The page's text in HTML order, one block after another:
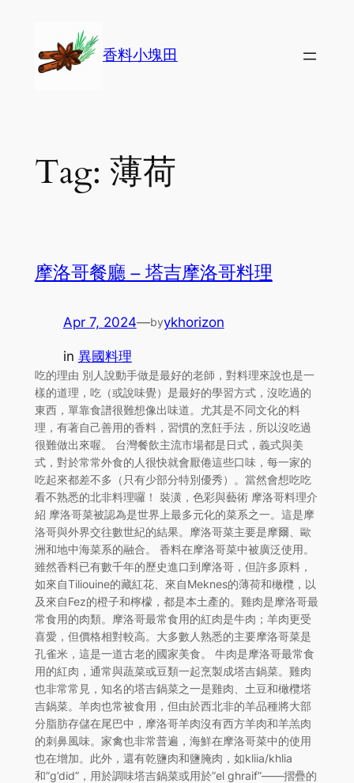
content
香料小塊田
Tag: 薄荷
摩洛哥餐廳 – 塔吉摩洛哥料理
Apr 7, 2024—byykhorizon
in 異國料理
吃的理由 別人說動手做是最好的老師，對料理來說也是一
樣的道理，吃（或說味覺）是最好的學習方式，沒吃過的
東西，單靠食譜很難想像出味道。尤其是不同文化的料
理，有著自己善用的香料，習慣的烹飪手法，所以沒吃過
很難做出來喔。 台灣餐飲主流市場都是日式，義式與美
式，對於常常外食的人很快就會厭倦這些口味，每一家的
吃起來都差不多（只有少部分特別優秀）。當然會想吃吃
看不熟悉的北非料理囉！ 裝潢，色彩與藝術 摩洛哥料理介
紹 摩洛哥菜被認為是世界上最多元化的菜系之一。這是摩
洛哥與外界交往數世紀的結果。摩洛哥菜主要是摩爾、歐
洲和地中海菜系的融合。 香料在摩洛哥菜中被廣泛使用。
雖然香料已有數千年的歷史進口到摩洛哥，但許多原料，
如來自Tiliouine的藏紅花、來自Meknes的薄荷和橄欖，以
及來自Fez的橙子和檸檬，都是本土產的。雞肉是摩洛哥最
常食用的肉類。摩洛哥最常食用的紅肉是牛肉；羊肉更受
喜愛，但價格相對較高。大多數人熟悉的主要摩洛哥菜是
孔雀米，這是一道古老的國家美食。 牛肉是摩洛哥最常食
用的紅肉，通常與蔬菜或豆類一起烹製成塔吉鍋菜。雞肉
也非常常見，知名的塔吉鍋菜之一是雞肉、土豆和橄欖塔
吉鍋菜。羊肉也常被食用，但由於西北非的羊品種將大部
分脂肪存儲在尾巴中，摩洛哥羊肉沒有西方羊肉和羊羔肉
的刺鼻風味。家禽也非常普遍，海鮮在摩洛哥菜中的使用
也在增加。此外，還有乾鹽肉和鹽腌肉，如kliia/khlia
和”g’did”，用於調味塔吉鍋菜或用於”el ghraif”——摺疊的